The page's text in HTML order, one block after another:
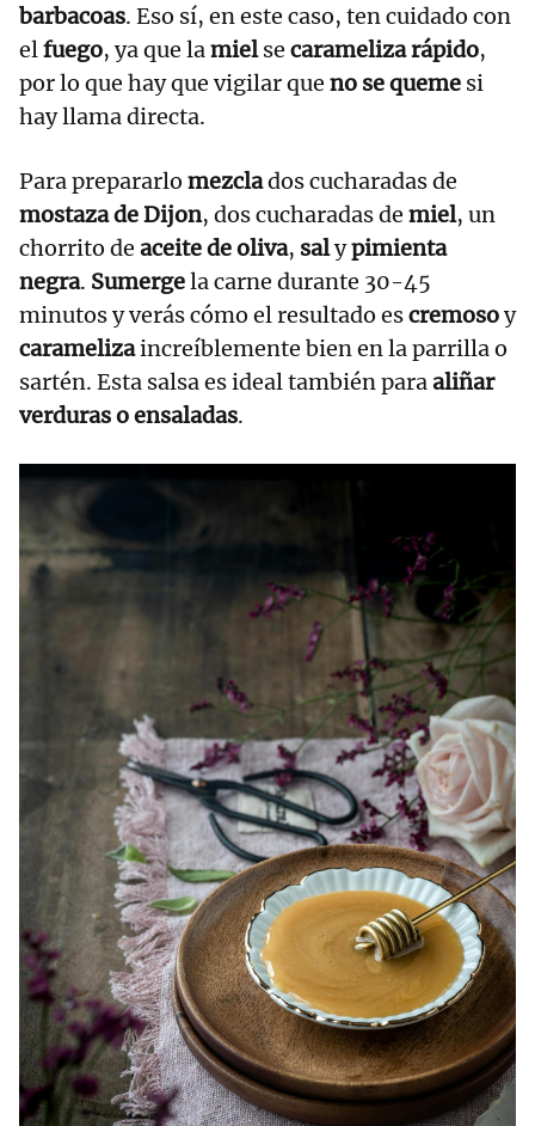
barbacoas. Eso sí, en este caso, ten cuidado con
elfuego, ya que lamielse carameliza rápido,
por lo que hay que vigilar que no se queme si
hay llama directa.
Para prepararlo mezclados cucharadas de
mostaza de Dijon, dos cucharadas de miel, un
chorrito de aceite de oliva, salypimienta
negra. Sumergela carne durante 30-45
minutos y verás cómo el resultado escremosoy
caramelizaincreíblemente bien en la parrilla o
sartén. Esta salsa es ideal también paraaliñar
verduras o ensaladas.